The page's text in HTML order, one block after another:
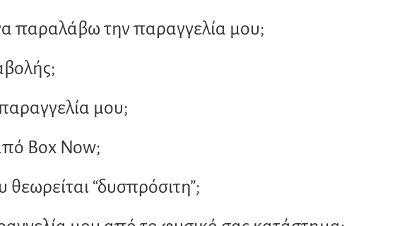
παραλάβω την παραγγελία μου;
μου;
Box Now;
“δυσπρόσιτη”;